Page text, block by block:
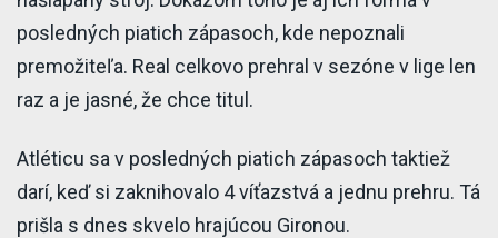
posledných piatich zápasoch, kde nepoznali
premožiteľa. Real celkovo prehral v sezóne v lige len
raz a je jasné, že chce titul.
Atléticu sa v posledných piatich zápasoch taktiež
darí, keď si zaknihovalo 4 víťazstvá a jednu prehru. Tá
prišla s dnes skvelo hrajúcou Gironou.